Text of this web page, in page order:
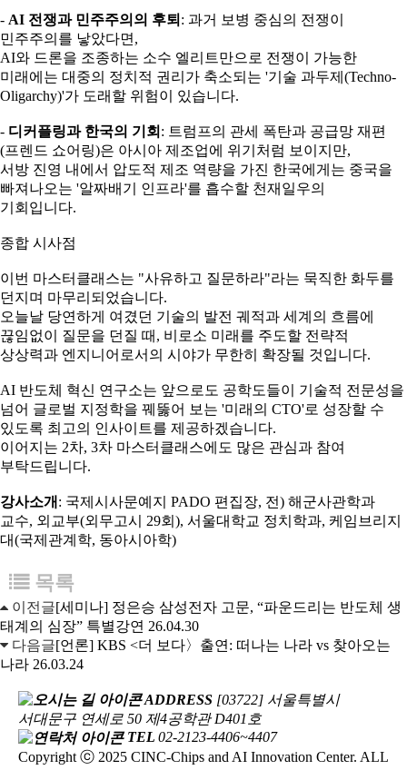
- AI 전쟁과 민주주의의 후퇴 : 과거 보병 중심의 전쟁이
민주주의를 낳았다면,
AI와 드론을 조종하는 소수 엘리트만으로 전쟁이 가능한
미래에는 대중의 정치적 권리가 축소되는 '기술 과두제(Techno-
Oligarchy)'가 도래할 위험이 있습니다.
- 디커플링과 한국의 기회 : 트럼프의 관세 폭탄과 공급망 재편
(프렌드 쇼어링)은 아시아 제조업에 위기처럼 보이지만,
서방 진영 내에서 압도적 제조 역량을 가진 한국에게는 중국을
빠져나오는 '알짜배기 인프라'를 흡수할 천재일우의
기회입니다.
종합 시사점
이번 마스터클래스는 "사유하고 질문하라"라는 묵직한 화두를
던지며 마무리되었습니다.
오늘날 당연하게 여겼던 기술의 발전 궤적과 세계의 흐름에
끊임없이 질문을 던질 때, 비로소 미래를 주도할 전략적
상상력과 엔지니어로서의 시야가 무한히 확장될 것입니다.
AI 반도체 혁신 연구소는 앞으로도 공학도들이 기술적 전문성을
넘어 글로벌 지정학을 꿰뚫어 보는 '미래의 CTO'로 성장할 수
있도록 최고의 인사이트를 제공하겠습니다.
이어지는 2차, 3차 마스터클래스에도 많은 관심과 참여
부탁드립니다.
강사소개 : 국제시사문예지 PADO 편집장, 전) 해군사관학과
교수, 외교부(외무고시 29회), 서울대학교 정치학과, 케임브리지
대(국제관계학, 동아시아학)
목록
이전글[세미나] 정은승 삼성전자 고문, “파운드리는 반도체 생
태계의 심장” 특별강연 26.04.30
다음글[언론] KBS <더 보다〉출연: 떠나는 나라 vs 찾아오는
나라 26.03.24
ADDRESS [03722] 서울특별시
서대문구 연세로 50 제4공학관 D401호
TEL 02-2123-4406~4407
Copyright ⓒ 2025 CINC-Chips and AI Innovation Center. ALL